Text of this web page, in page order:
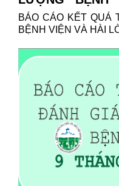
NGƯỜI BỆNH
BÁO CÁO KẾT QUẢ
BỆNH VIỆN VÀ HÀI